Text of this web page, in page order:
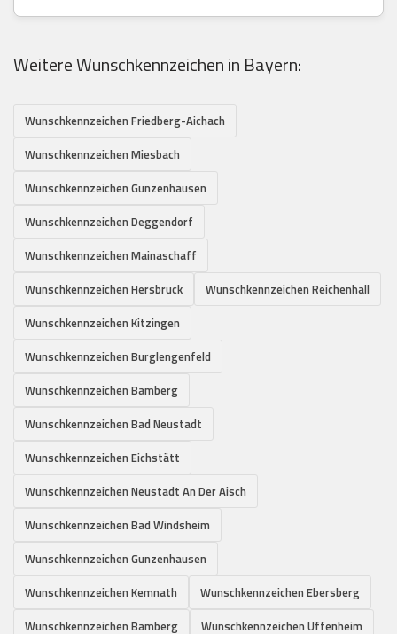
Weitere Wunschkennzeichen in Bayern:
Wunschkennzeichen Friedberg-Aichach
Wunschkennzeichen Miesbach
Wunschkennzeichen Gunzenhausen
Wunschkennzeichen Deggendorf
Wunschkennzeichen Mainaschaff
Wunschkennzeichen Hersbruck
Wunschkennzeichen Reichenhall
Wunschkennzeichen Kitzingen
Wunschkennzeichen Burglengenfeld
Wunschkennzeichen Bamberg
Wunschkennzeichen Bad Neustadt
Wunschkennzeichen Eichstätt
Wunschkennzeichen Neustadt An Der Aisch
Wunschkennzeichen Bad Windsheim
Wunschkennzeichen Gunzenhausen
Wunschkennzeichen Kemnath
Wunschkennzeichen Ebersberg
Wunschkennzeichen Bamberg
Wunschkennzeichen Uffenheim